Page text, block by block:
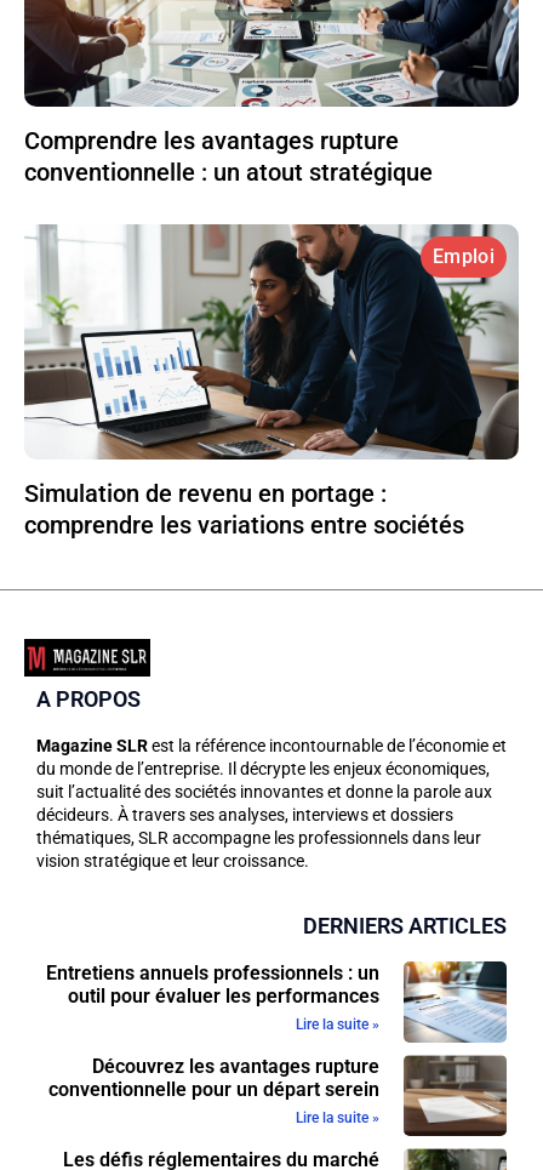
Comprendre les avantages rupture
conventionnelle : un atout stratégique
Emploi
Simulation de revenu en portage :
comprendre les variations entre sociétés
A PROPOS
Magazine SLRest la référence incontournable de l’économie et
du monde de l’entreprise. Il décrypte les enjeux économiques,
suit l’actualité des sociétés innovantes et donne la parole aux
décideurs. À travers ses analyses, interviews et dossiers
thématiques, SLR accompagne les professionnels dans leur
vision stratégique et leur croissance.
DERNIERS ARTICLES
Entretiens annuels professionnels : un
outil pour évaluer les performances
Lire la suite »
Découvrez les avantages rupture
conventionnelle pour un départ serein
Lire la suite »
Les défis réglementaires du marché